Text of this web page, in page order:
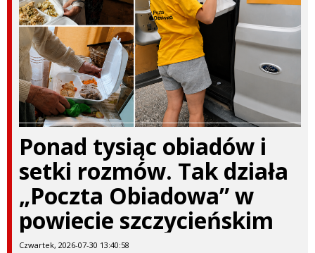
Ponad tysiąc obiadów i
setki rozmów. Tak działa
„Poczta Obiadowa” w
powiecie szczycieńskim
Czwartek, 2026-07-30 13:40:58